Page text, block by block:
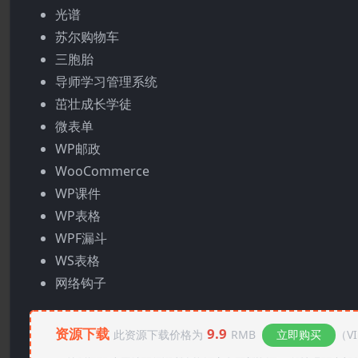
光谱
苏尔购物车
三胞胎
导师学习管理系统
茁壮成长学徒
微表单
WP邮政
WooCommerce
WP课件
WP表格
WPF漏斗
WS表格
网络钩子
资源下载 此资源下载价格为 9.9 RMB 立即购买 （